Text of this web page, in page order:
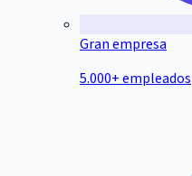
Gran empresa
5.000+ empleados